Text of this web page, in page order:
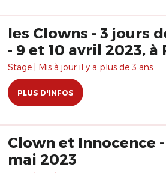
les Clowns - 3 jours de
- 9 et
Stage | Mis à jour il y a plus de 3 ans.
PLUS D'INFOS
Clown et Innocence
mai 2023